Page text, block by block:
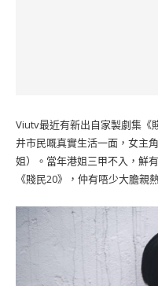
Viutv最近有新出自家製劇集《
井市民嘅真實生活一面，女主
姐）。當年港姐三甲不入，鮮
《賤民20》，仲有唔少大膽親